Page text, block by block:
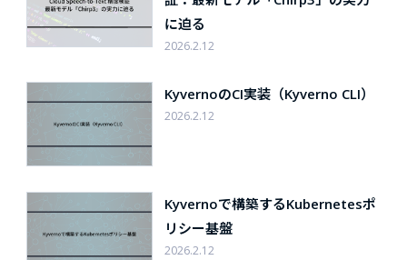
に迫る
2026.2.12
KyvernoのCI実装（Kyverno CLI）
2026.2.12
Kyvernoで構築するKubernetesポ
リシー基盤
2026.2.12